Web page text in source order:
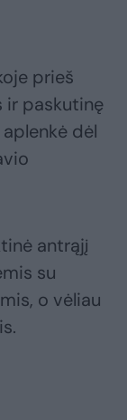
prieš
ir paskutinę
dėl
antrąjį
su
o vėliau